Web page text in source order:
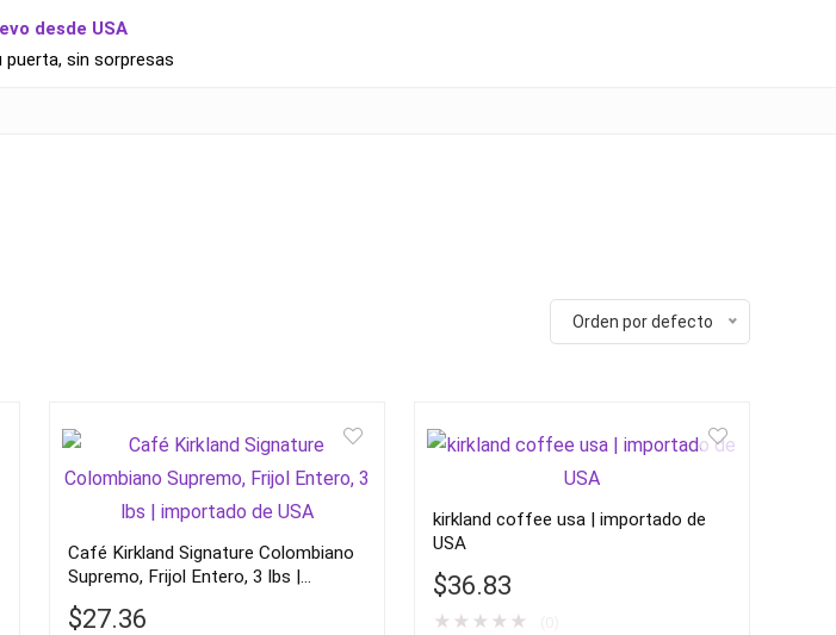
desde USA
puerta, sin sorpresas
Orden por defecto
Café Kirkland Signature Colombiano
Supremo, Frijol Entero, 3 lbs |
importado de USA
$27.36
kirkland coffee usa | importado de
USA
$36.83
★ ★ ★ ★ ★